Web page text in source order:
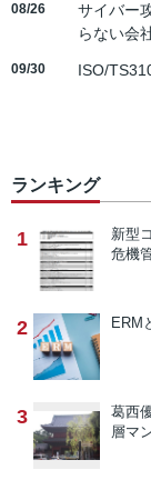
08/26
サイバー
らない会
09/30 ISO/
ランキング
1 新型
危機
2 ERM
3 葛西
層マ